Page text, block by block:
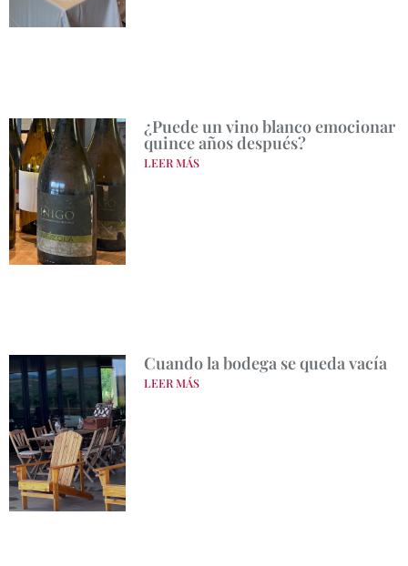
¿Puede un vino blanco emocionar
quince años después?
LEER MÁS
Cuando la bodega se queda vacía
LEER MÁS